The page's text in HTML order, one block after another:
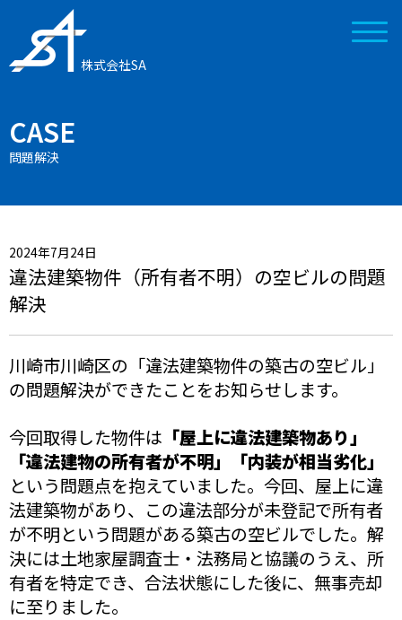
株式会社SA
CASE
問題解決
2024年7月24日
違法建築物件（所有者不明）の空ビルの問題
解決
川崎市川崎区の「違法建築物件の築古の空ビル」
の問題解決ができたことをお知らせします。
今回取得した物件は 「屋上に違法建築物あり」
「違法建物の所有者が不明」「内装が相当劣化」
という問題点を抱えていました。今回、屋上に違
法建築物があり、この違法部分が未登記で所有者
が不明という問題がある築古の空ビルでした。解
決には土地家屋調査士・法務局と協議のうえ、所
有者を特定でき、合法状態にした後に、無事売却
に至りました。